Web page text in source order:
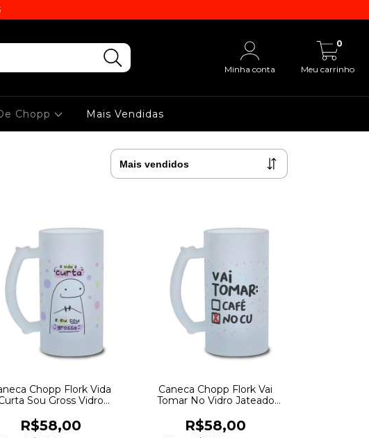
Minha conta Meu carrinho
0
Chopp Mais Vendidas
Chopp Flork Vida
Sou Gross Vidro
R$58,00
Caneca Chopp Flork Vai
Tomar No Vidro Jateado
R$58,00